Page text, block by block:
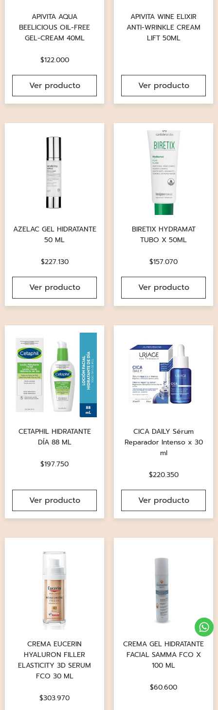
APIVITA AQUA
BEELICIOUS OIL-FREE
GEL-CREAM 40ML
$122.000
Ver producto
APIVITA WINE ELIXIR
ANTI-WRINKLE CREAM
LIFT 50ML
Ver producto
AZELAC GEL HIDRATANTE
50 ML
$227.130
Ver producto
BIRETIX HYDRAMAT
TUBO X 50ML
$157.070
Ver producto
CETAPHIL HIDRATANTE
DÍA 88 ML
$197.750
Ver producto
CICA DAILY Sérum
Reparador Intenso x 30
ml
$220.350
Ver producto
CREMA EUCERIN
HYALURON FILLER
ELASTICITY 3D SERUM
FCO 30 ML
$303.970
CREMA GEL HIDRATANTE
FACIAL SAMMA FCO X
100 ML
$60.600